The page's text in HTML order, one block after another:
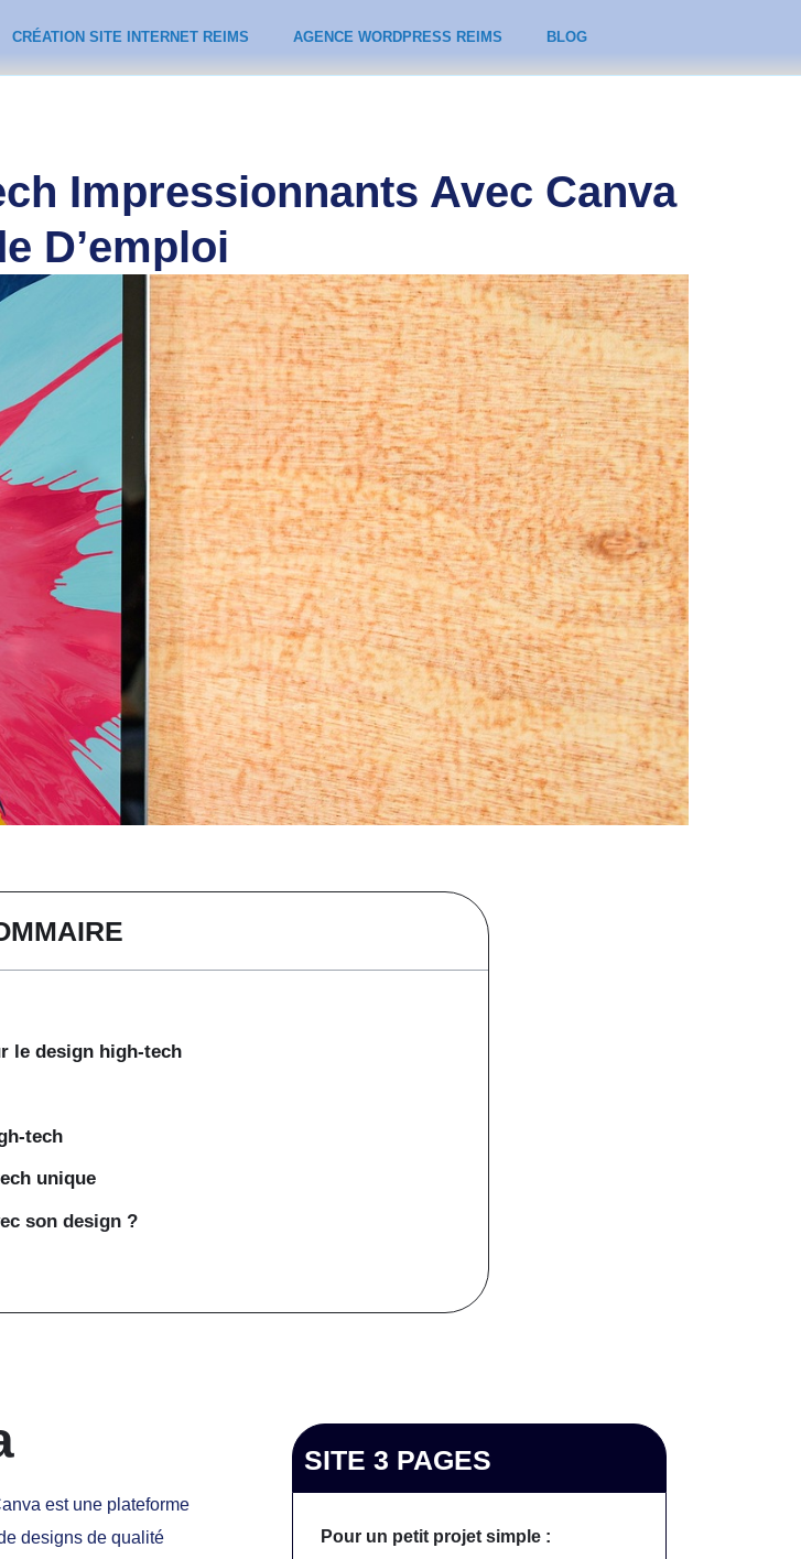
CRÉATION SITE INTERNET REIMS AGENCE WORDPRESS REIMS BLOG
Impressionnants Avec Canva
D’emploi
le design high-tech
tech
unique
son design ?
est une plateforme
designs de qualité
SITE 3 PAGES
Pour un petit projet simple :